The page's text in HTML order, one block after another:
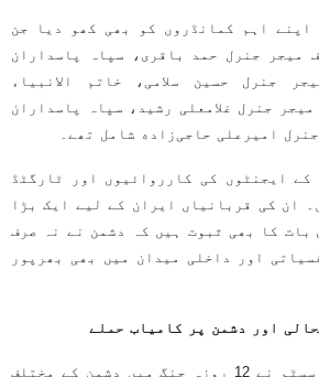
اپنے اہم کمانڈروں کو بھی کھو دیا جن
میجر جنرل حمد باقری، سپاہ پاسداران
جنرل حسین سلامی، خاتم الانبیاء
میجر جنرل غلامعلی رشید، سپاہ پاسداران
امیرعلی حاجی‌زاده شامل تھے۔
کے ایجنٹوں کی کارروائیوں اور ٹارگٹڈ
ان کی قربانیاں ایران کے لیے ایک بڑا
بات کا بھی ثبوت ہیں کہ دشمن نے نہ صرف
اور داخلی میدان میں بھی بھرپور
اور دشمن پر کامیاب حملے
ایران کے ائیر ڈیفنس سسٹم نے 12 روزہ جنگ میں دشمن کے مختلف